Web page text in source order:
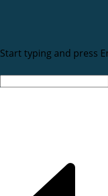
Start typing and press